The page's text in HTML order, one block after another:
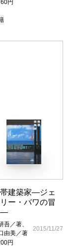
円
建築家―ジェ
ー・バワの冒
―
吾／著、
由美／著
円
2015/11/27